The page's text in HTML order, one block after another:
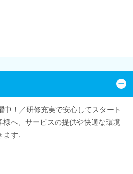
中！／研修充実で安心してスタート
へ、サービスの提供や快適な環境
す。